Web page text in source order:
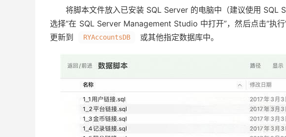
将脚本文件放入已安装 SQL Server 的电脑中（建议使用 SQL
选择“在 SQL Server Management Studio 中打开”，然后点击“执
更新到
RYAccountsDB 或其他指定数据库中。